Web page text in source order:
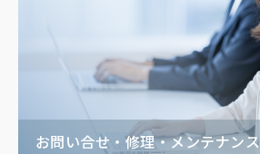
お問い合せ・修理・メンテナンス